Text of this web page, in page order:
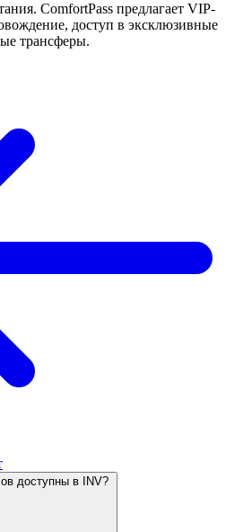
ComfortPass предлагает VIP-
доступ в эксклюзивные
трансферы.
доступны в INV?